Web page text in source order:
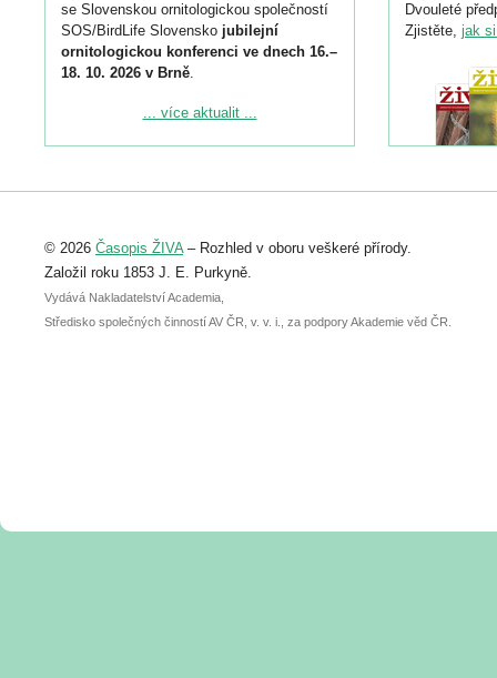
se Slovenskou ornitologickou společností
SOS/BirdLife Slovensko jubilejní
ornitologickou konferenci ve dnech 16.–
18. 10. 2026 v Brně.
Podrobnější informace ke konferenci
Registrovat se můžete do 6. září.
abstraktu přihlášené přednášky nebo
posteru je už 30. června.
... více aktualit ...
Dvouleté
Zjistěte, jak
© 2026 Časopis ŽIVA– Rozhled v oboru veškeré přírody.
Založil roku 1853 J. E. Purkyně.
Vydává Nakladatelství Academia,
Středisko společných činností AV ČR, v. v. i., za podpory Akademie věd ČR.